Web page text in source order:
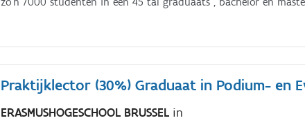
Praktijklector (30%) Graduaat in Podium- en
ERASMUSHOGESCHOOL BRUSSEL in